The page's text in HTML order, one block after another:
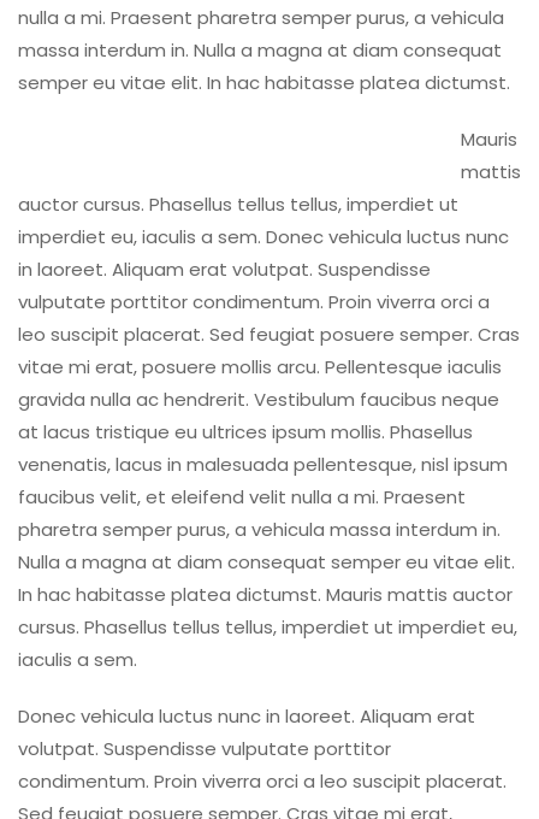
nulla a mi. Praesent pharetra semper purus, a vehicula
massa interdum in. Nulla a magna at diam consequat
semper eu vitae elit. In hac habitasse platea dictumst.
Mauris
mattis
auctor cursus. Phasellus tellus tellus, imperdiet ut
imperdiet eu, iaculis a sem. Donec vehicula luctus nunc
in laoreet. Aliquam erat volutpat. Suspendisse
vulputate porttitor condimentum. Proin viverra orci a
leo suscipit placerat. Sed feugiat posuere semper. Cras
vitae mi erat, posuere mollis arcu. Pellentesque iaculis
gravida nulla ac hendrerit. Vestibulum faucibus neque
at lacus tristique eu ultrices ipsum mollis. Phasellus
venenatis, lacus in malesuada pellentesque, nisl ipsum
faucibus velit, et eleifend velit nulla a mi. Praesent
pharetra semper purus, a vehicula massa interdum in.
Nulla a magna at diam consequat semper eu vitae elit.
In hac habitasse platea dictumst. Mauris mattis auctor
cursus. Phasellus tellus tellus, imperdiet ut imperdiet eu,
iaculis a sem.
Donec vehicula luctus nunc in laoreet. Aliquam erat
volutpat. Suspendisse vulputate porttitor
condimentum. Proin viverra orci a leo suscipit placerat.
Sed feugiat posuere semper. Cras vitae mi erat,